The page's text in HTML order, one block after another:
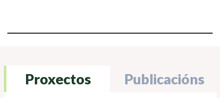
Proxectos Publicacións